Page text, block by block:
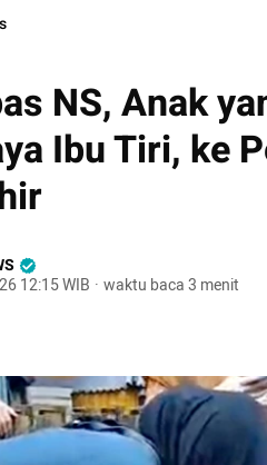
NS, Anak
Ibu Tiri, ke
12:15 WIB · waktu baca 3 menit